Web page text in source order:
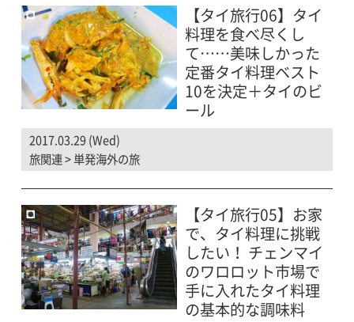
【タイ旅行06】タイ
料理を食べ尽くし
て……美味しかった
定番タイ料理ベスト
10を決定＋タイのビ
ール
2017.03.29 (Wed)
旅関連>単発海外の旅
【タイ旅行05】お家
で、タイ料理に挑戦
したい！ チェンマイ
のワロロット市場で
手に入れたタイ料理
の基本的な調味料